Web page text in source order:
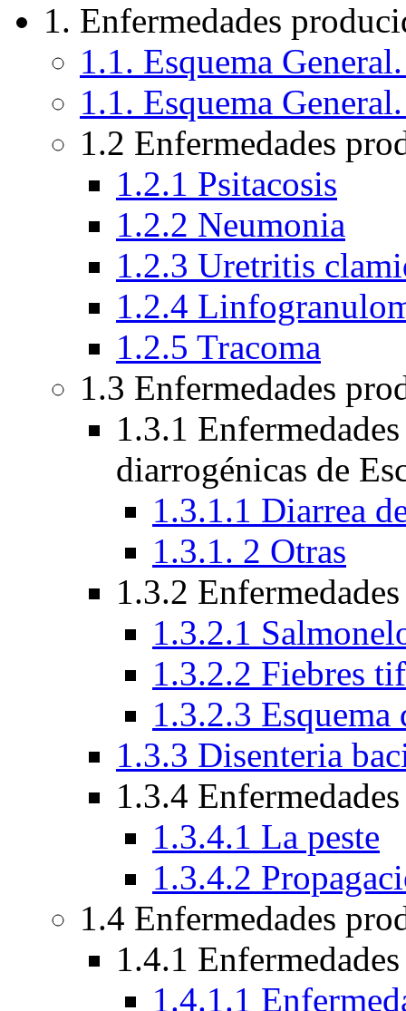
1. Enfermedades
1.1. Esquema
1.1. Esquema
1.2 Enfermedades
1.2.1 Psitacosis
1.2.2 Neumonia
1.2.3 Uretritis
1.2.4
1.2.5 Tracoma
1.3 Enfermedades
1.3.1
diarrogénicas de
1.3.1.1 Diarrea
1.3.1. 2 Otras
1.3.2
1.3.2.1
1.3.2.2 Fiebres
1.3.2.3 Esquema
1.3.3 Disenteria
1.3.4
1.3.4.1 La peste
1.3.4.2
1.4 Enfermedades
1.4.1
1.4.1.1